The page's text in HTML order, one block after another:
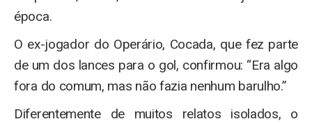
época.
O ex-jogador do Operário, Cocada, que fez parte
de um dos lances para o gol, confirmou: “Era algo
fora do comum, mas não fazia nenhum barulho.”
Diferentemente de muitos relatos isolados, o